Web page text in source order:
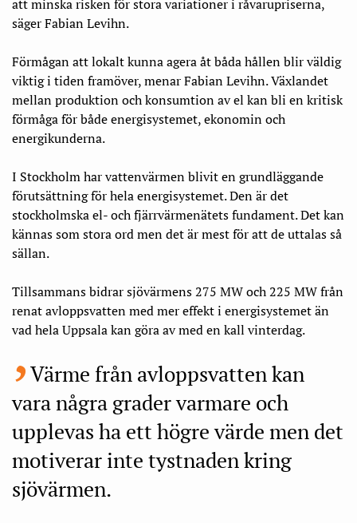
att minska risken för stora variationer i råvarupriserna,
säger Fabian Levihn.
Förmågan att lokalt kunna agera åt båda hållen blir väldig
viktig i tiden framöver, menar Fabian Levihn. Växlandet
mellan produktion och konsumtion av el kan bli en kritisk
förmåga för både energisystemet, ekonomin och
energikunderna.
I Stockholm har vattenvärmen blivit en grundläggande
förutsättning för hela energisystemet. Den är det
stockholmska el- och fjärrvärmenätets fundament. Det kan
kännas som stora ord men det är mest för att de uttalas så
sällan.
Tillsammans bidrar sjövärmens 275 MW och 225 MW från
renat avloppsvatten med mer effekt i energisystemet än
vad hela Uppsala kan göra av med en kall vinterdag.
Värme från avloppsvatten kan
vara några grader varmare och
upplevas ha ett högre värde men det
motiverar inte tystnaden kring
sjövärmen.